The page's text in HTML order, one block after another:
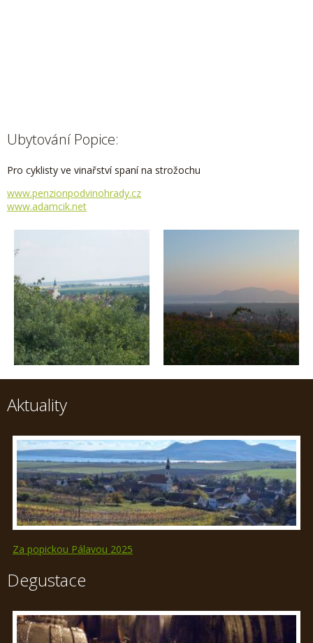
Ubytování Popice:
Pro cyklisty ve vinařství spaní na strožochu
www.penzionpodvinohrady.cz
www.adamcik.net
Aktuality
Za popickou Pálavou 2025
Degustace